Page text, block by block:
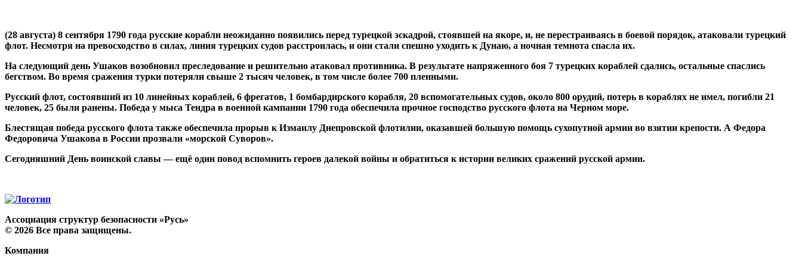
(28 августа) 8 сентября 1790 года русские корабли неожиданно появились перед турецкой эскадрой, стоявшей на якоре, и, не перестраиваясь в боевой порядок, атаковали турецкий
флот. Несмотря на превосходство в силах, линия турецких судов расстроилась, и они стали спешно уходить к Дунаю, а ночная темнота спасла их.
На следующий день Ушаков возобновил преследование и решительно атаковал противника. В результате напряженного боя 7 турецких кораблей сдались, остальные спаслись
бегством. Во время сражения турки потеряли свыше 2 тысяч человек, в том числе более 700 пленными.
Русский флот, состоявший из 10 линейных кораблей, 6 фрегатов, 1 бомбардирского корабля, 20 вспомогательных судов, около 800 орудий, потерь в кораблях не имел, погибли 21
человек, 25 были ранены. Победа у мыса Тендра в военной кампании 1790 года обеспечила прочное господство русского флота на Черном море.
Блестящая победа русского флота также обеспечила прорыв к Измаилу Днепровской флотилии, оказавшей большую помощь сухопутной армии во взятии крепости. А Федора
Федоровича Ушакова в России прозвали «морской Суворов».
Сегодняшний День воинской славы — ещё один повод вспомнить героев далекой войны и обратиться к истории великих сражений русской армии.
Ассоциация структур безопасности «Русь»
© 2026 Все права защищены.
Компания